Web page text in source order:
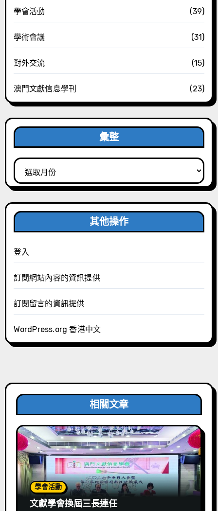
學會活動 (39)
學術會議 (31)
對外交流 (15)
澳門文獻信息學刊 (23)
彙整
彙
整
其他操作
登入
訂閱網站內容的資訊提供
訂閱留言的資訊提供
WordPress.org 香港中文
相關文章
學會活動
文獻學會換屆三長連任